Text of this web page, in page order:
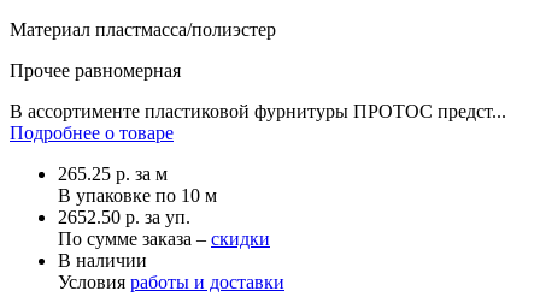
Материал пластмасса/полиэстер
Прочее равномерная
В ассортименте пластиковой фурнитуры ПРОТОС предст...
Подробнее о товаре
265.25 р. за м
В упаковке по 10 м
2652.50 р. за уп.
По сумме заказа – скидки
В наличии
Условия работы и доставки